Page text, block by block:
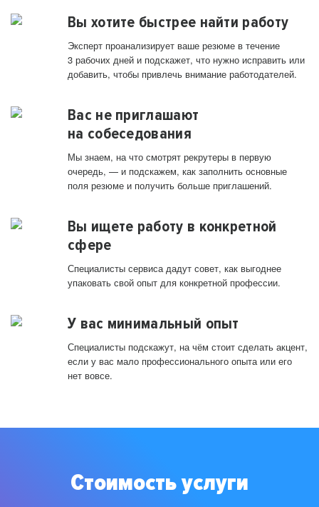
Вы хотите быстрее найти работу
Эксперт проанализирует ваше резюме в течение
3 рабочих дней и подскажет, что нужно исправить или
добавить, чтобы привлечь внимание работодателей.
Вас не приглашают
на собеседования
Мы знаем, на что смотрят рекрутеры в первую
очередь, — и подскажем, как заполнить основные
поля резюме и получить больше приглашений.
Вы ищете работу в конкретной
сфере
Специалисты сервиса дадут совет, как выгоднее
упаковать свой опыт для конкретной профессии.
У вас минимальный опыт
Специалисты подскажут, на чём стоит сделать акцент,
если у вас мало профессионального опыта или его
нет вовсе.
Стоимость услуги